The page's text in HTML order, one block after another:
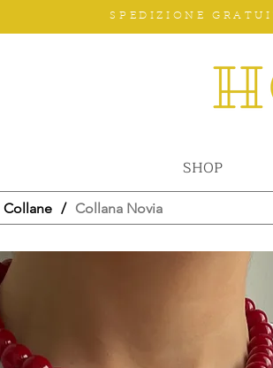
SPEDIZIONE
SHOP
Collane / Collana Novia